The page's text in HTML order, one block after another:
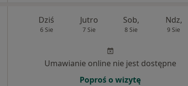
Dziś
6 Sie
Jutro
7 Sie
Sob,
8 Sie
Ndz,
9 Sie
Umawianie online nie jest dostępne
Poproś o wizytę